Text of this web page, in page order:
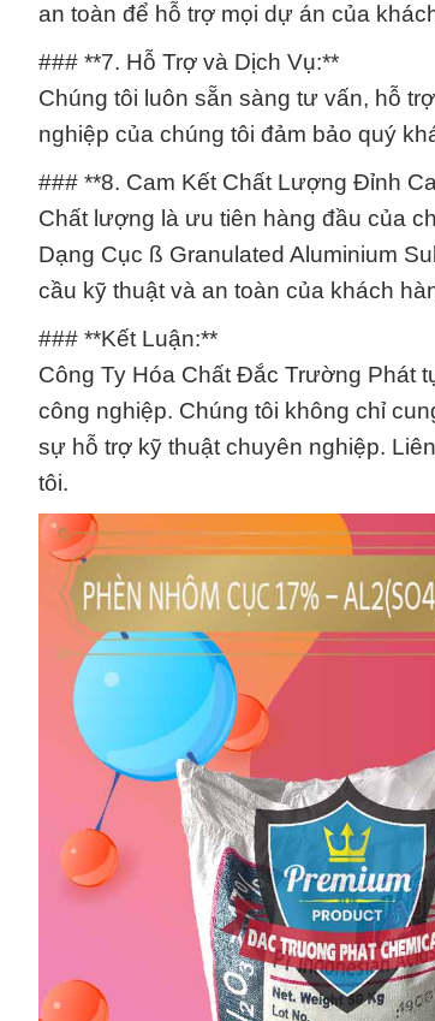
an toàn để hỗ trợ mọi dự án của
### **7. Hỗ Trợ và Dịch Vụ:**
Chúng tôi luôn sẵn sàng tư vấn, hỗ
nghiệp của chúng tôi đảm bảo quý
### **8. Cam Kết Chất Lượng Đỉnh
Chất lượng là ưu tiên hàng đầu của
Dạng Cục ß Granulated Aluminium
cầu kỹ thuật và an toàn của khách
### **Kết Luận:**
Công Ty Hóa Chất Đắc Trường Phát
công nghiệp. Chúng tôi không chỉ
sự hỗ trợ kỹ thuật chuyên nghiệp.
tôi.